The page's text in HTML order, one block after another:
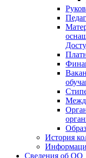
История
Сведения об ОО